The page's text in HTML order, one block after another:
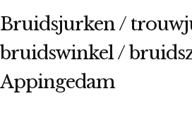
Bruidsjurken /
bruidswinkel /
Appingedam